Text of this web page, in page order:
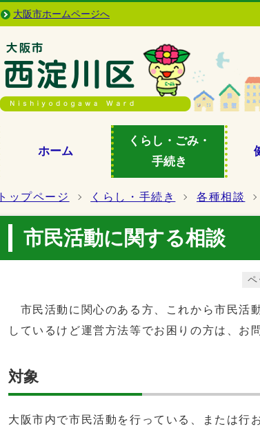
大阪市ホームページへ
ホーム
くらし・ごみ・
手続き
トップページ くらし・手続き 各種相談
市民活動に関する相談
市民活動に関心のある方、これから市民活
しているけど運営方法等でお困りの方は、お
対象
大阪市内で市民活動を行っている、または行